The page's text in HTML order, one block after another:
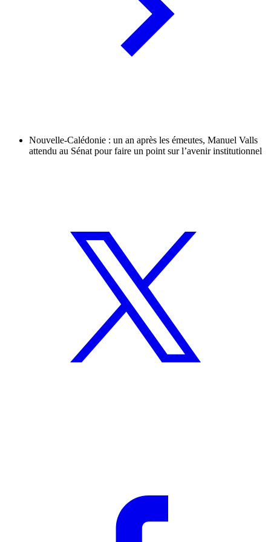
Nouvelle-Calédonie : un an après les émeutes, Manuel Valls
attendu au Sénat pour faire un point sur l’avenir institutionnel